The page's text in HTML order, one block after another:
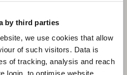
by third parties
we use cookies that allow
of such visitors. Data is
of tracking, analysis and reach
login, to optimise website